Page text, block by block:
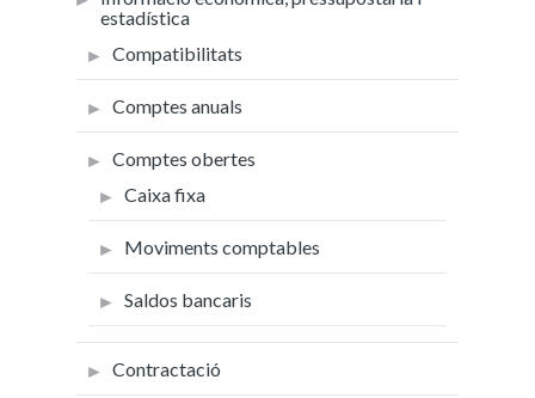
estadística
Compatibilitats
Comptes anuals
Comptes obertes
Caixa fixa
Moviments comptables
Saldos bancaris
Contractació